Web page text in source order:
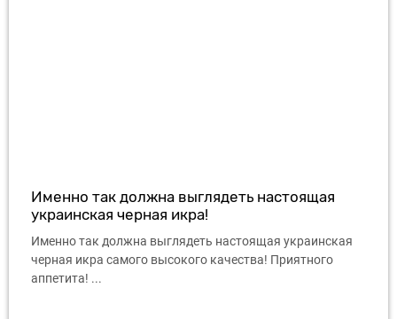
Именно так должна выглядеть настоящая
украинская черная икра!
Именно так должна выглядеть настоящая украинская
черная икра самого высокого качества! Приятного
аппетита! ...